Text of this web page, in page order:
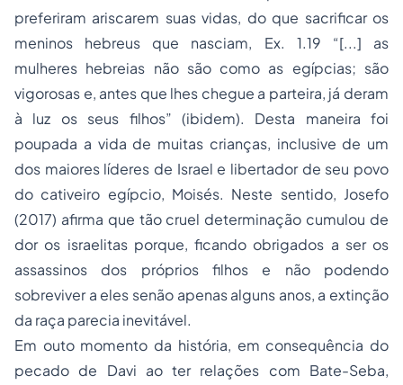
preferiram ariscarem suas vidas, do que sacrificar os
meninos hebreus que nasciam, Ex. 1.19 “[...] as
mulheres hebreias não são como as egípcias; são
vigorosas e, antes que lhes chegue a parteira, já deram
à luz os seus filhos” (ibidem). Desta maneira foi
poupada a vida de muitas crianças, inclusive de um
dos maiores líderes de Israel e libertador de seu povo
do cativeiro egípcio, Moisés. Neste sentido, Josefo
(2017) afirma que tão cruel determinação cumulou de
dor os israelitas porque, ficando obrigados a ser os
assassinos dos próprios filhos e não podendo
sobreviver a eles senão apenas alguns anos, a extinção
da raça parecia inevitável.
Em outo momento da história, em consequência do
pecado de Davi ao ter relações com Bate-Seba,